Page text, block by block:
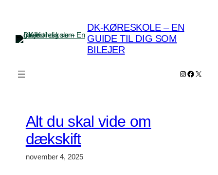
indhold
DK-KØRESKOLE – EN
GUIDE TIL DIG SOM
BILEJER
Instagram
X
Alt du skal vide om
dækskift
november 4, 2025